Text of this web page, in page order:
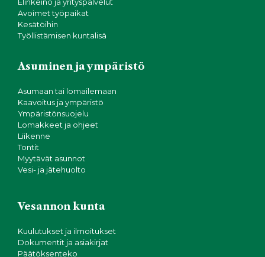
Avoimet työpaikat
Kesätöihin
Työllistämisen kuntalisä
Asuminen ja ympäristö
Asumaan tai lomailemaan
Kaavoitus ja ympäristö
Ympäristönsuojelu
Lomakkeet ja ohjeet
Liikenne
Tontit
Myytävät asunnot
Vesi- ja jätehuolto
Vesannon kunta
Kuulutukset ja ilmoitukset
Dokumentit ja asiakirjat
Päätöksenteko